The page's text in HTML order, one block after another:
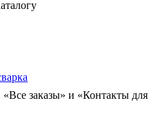
заказы» и «Контакты для